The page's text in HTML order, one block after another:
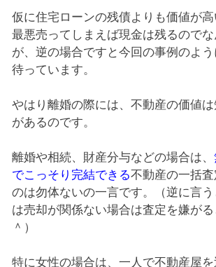
仮に住宅ローンの残債よりも価値が高
最悪売ってしまえば現金は残るので
が、逆の場合ですと今回の事例のよ
待っています。
やはり離婚の際には、不動産の価値
があるのです。
離婚や相続、財産分与などの場合は、
でこっそり完結できる不動産の一括
のは勿体ないの一言です。（逆に言
は売却が関係ない場合は査定を嫌がる
＾）
特に女性の場合は、一人で不動産屋